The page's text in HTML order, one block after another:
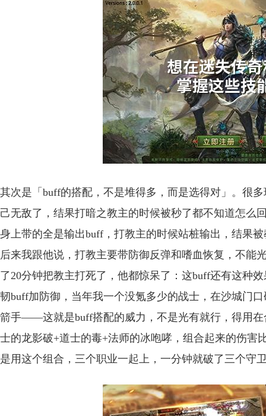
其次是「buff的搭配，不是堆得多，而是选得对」。很
己无敌了，结果打暗之教主的时候被秒了都不知道怎么
身上带的全是输出buff，打教主的时候站桩输出，结果
后来我跟他说，打教主要带防御反弹和嗜血恢复，不能
了20分钟把教主打死了，他都惊呆了：这buff还有这种
韧buff加防御，当年我一个没氪多少的战士，在沙城门
箭手——这就是buff搭配的威力，不是光有就行，得用
士的龙影破+道士的毒+法师的冰咆哮，组合起来的伤害
是用这个组合，三个职业一起上，一分钟就破了三个守